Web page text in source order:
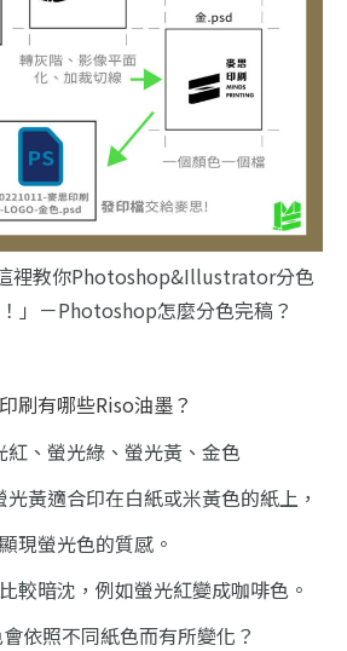
裡教你Photoshop&Illustrator分色
」－Photoshop怎麼分色完稿？
刷有哪些Riso油墨？
紅、螢光綠、螢光黃、金色
黃適合印在白紙或米黃色的紙上，
現螢光色的質感。
較暗沈，例如螢光紅變成咖啡色。
依照不同紙色而有所變化？